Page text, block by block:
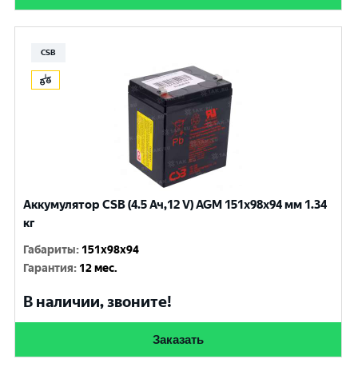
CSB
Аккумулятор CSB (4.5 Ач,12 V) AGM 151x98x94 мм 1.34
кг
Габариты: 151x98x94
Гарантия: 12 мес.
В наличии, звоните!
Заказать